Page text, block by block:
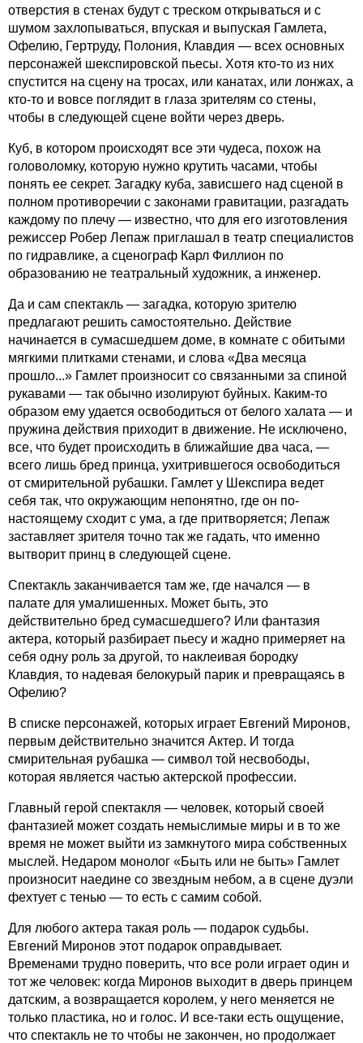
отверстия в стенах будут с треском открываться и с
шумом захлопываться, впуская и выпуская Гамлета,
Офелию, Гертруду, Полония, Клавдия — всех основных
персонажей шекспировской пьесы. Хотя кто-то из них
спустится на сцену на тросах, или канатах, или лонжах, а
кто-то и вовсе поглядит в глаза зрителям со стены,
чтобы в следующей сцене войти через дверь.
Куб, в котором происходят все эти чудеса, похож на
головоломку, которую нужно крутить часами, чтобы
понять ее секрет. Загадку куба, зависшего над сценой в
полном противоречии с законами гравитации, разгадать
каждому по плечу — известно, что для его изготовления
режиссер Робер Лепаж приглашал в театр специалистов
по гидравлике, а сценограф Карл Филлион по
образованию не театральный художник, а инженер.
Да и сам спектакль — загадка, которую зрителю
предлагают решить самостоятельно. Действие
начинается в сумасшедшем доме, в комнате с обитыми
мягкими плитками стенами, и слова «Два месяца
прошло...» Гамлет произносит со связанными за спиной
рукавами — так обычно изолируют буйных. Каким-то
образом ему удается освободиться от белого халата — и
пружина действия приходит в движение. Не исключено,
все, что будет происходить в ближайшие два часа, —
всего лишь бред принца, ухитрившегося освободиться
от смирительной рубашки. Гамлет у Шекспира ведет
себя так, что окружающим непонятно, где он по-
настоящему сходит с ума, а где притворяется; Лепаж
заставляет зрителя точно так же гадать, что именно
вытворит принц в следующей сцене.
Спектакль заканчивается там же, где начался — в
палате для умалишенных. Может быть, это
действительно бред сумасшедшего? Или фантазия
актера, который разбирает пьесу и жадно примеряет на
себя одну роль за другой, то наклеивая бородку
Клавдия, то надевая белокурый парик и превращаясь в
Офелию?
В списке персонажей, которых играет Евгений Миронов,
первым действительно значится Актер. И тогда
смирительная рубашка — символ той несвободы,
которая является частью актерской профессии.
Главный герой спектакля — человек, который своей
фантазией может создать немыслимые миры и в то же
время не может выйти из замкнутого мира собственных
мыслей. Недаром монолог «Быть или не быть» Гамлет
произносит наедине со звездным небом, а в сцене дуэли
фехтует с тенью — то есть с самим собой.
Для любого актера такая роль — подарок судьбы.
Евгений Миронов этот подарок оправдывает.
Временами трудно поверить, что все роли играет один и
тот же человек: когда Миронов выходит в дверь принцем
датским, а возвращается королем, у него меняется не
только пластика, но и голос. И все-таки есть ощущение,
что спектакль не то чтобы не закончен, но продолжает